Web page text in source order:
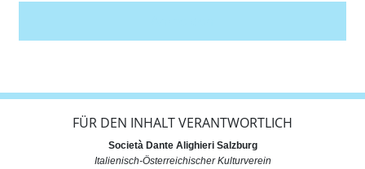
FÜR DEN INHALT VERANTWORTLICH
Società Dante Alighieri Salzburg
Italienisch-Österreichischer Kulturverein